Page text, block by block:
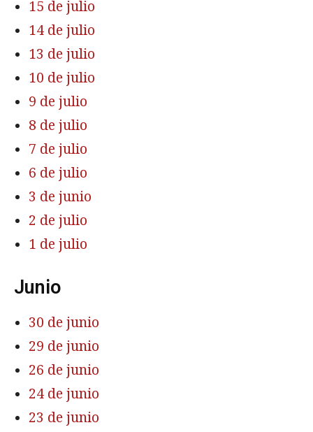
15 de julio
14 de julio
13 de julio
10 de julio
9 de julio
8 de julio
7 de julio
6 de julio
3 de junio
2 de julio
1 de julio
Junio
30 de junio
29 de junio
26 de junio
24 de junio
23 de junio